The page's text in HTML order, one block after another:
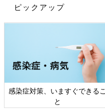
ピックアップ
「もしものときの」赤ちゃん・
家族の防災